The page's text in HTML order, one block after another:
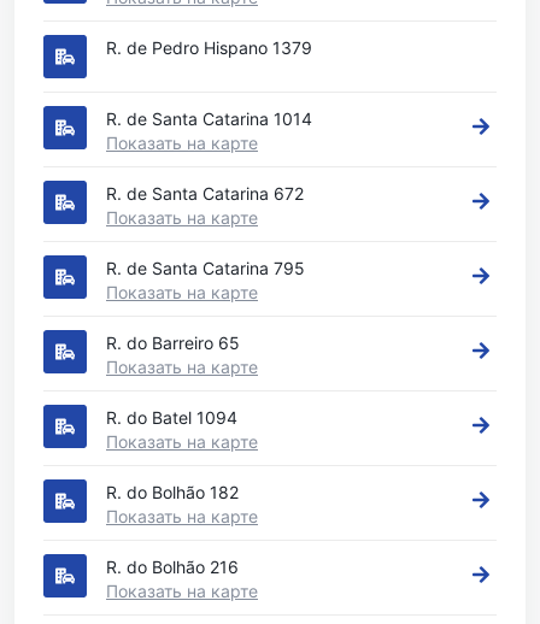
R. de Pedro Hispano 1379
R. de Santa Catarina 1014
Показать на карте
R. de Santa Catarina 672
Показать на карте
R. de Santa Catarina 795
Показать на карте
R. do Barreiro 65
Показать на карте
R. do Batel 1094
Показать на карте
R. do Bolhão 182
Показать на карте
R. do Bolhão 216
Показать на карте